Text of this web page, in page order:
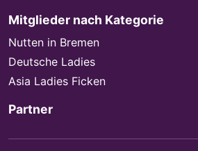
Mitglieder nach Kategorie
Nutten in Bremen
Deutsche Ladies
Asia Ladies Ficken
Partner